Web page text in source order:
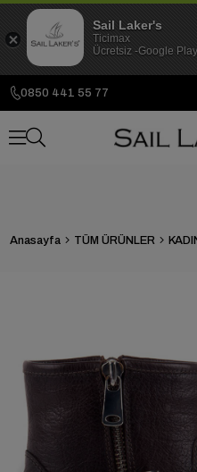
0850 441 55 77
Anasayfa TÜM ÜRÜNLER
Sail Laker's
Ticimax
Ücretsiz -Google